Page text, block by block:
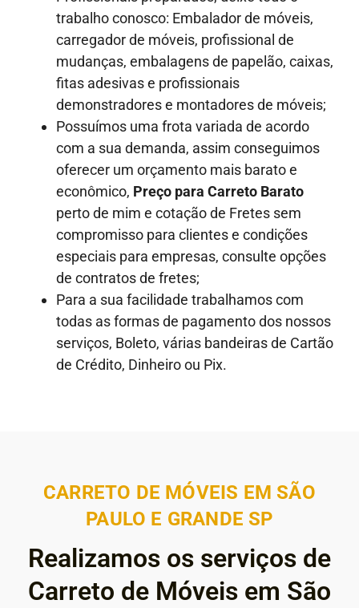
trabalho conosco: Embalador de móveis,
carregador de móveis, profissional de
mudanças, embalagens de papelão, caixas,
fitas adesivas e profissionais
demonstradores e montadores de móveis;
Possuímos uma frota variada de acordo
com a sua demanda, assim conseguimos
oferecer um orçamento mais barato e
econômico, Preço para Carreto Barato
perto de mim e cotação de Fretes sem
compromisso para clientes e condições
especiais para empresas, consulte opções
de contratos de fretes;
Para a sua facilidade trabalhamos com
todas as formas de pagamento dos nossos
serviços, Boleto, várias bandeiras de Cartão
de Crédito, Dinheiro ou Pix.
CARRETO DE MÓVEIS EM SÃO
PAULO E GRANDE SP
Realizamos os serviços de
Carreto de Móveis em São